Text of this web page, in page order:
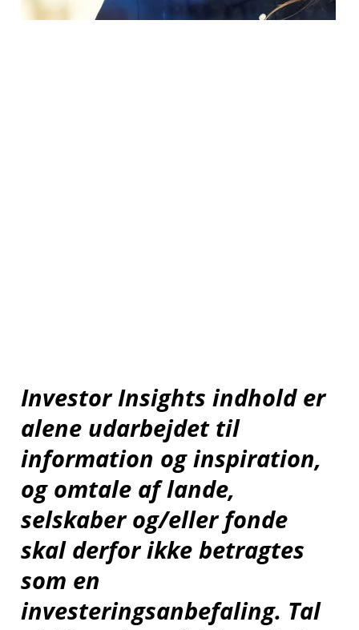
Investor Insights indhold er
alene udarbejdet til
information og inspiration,
og omtale af lande,
selskaber og/eller fonde
skal derfor ikke betragtes
som en
investeringsanbefaling. Tal